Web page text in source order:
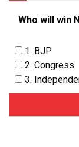
Who will win
1. BJP
2. Congress
3.